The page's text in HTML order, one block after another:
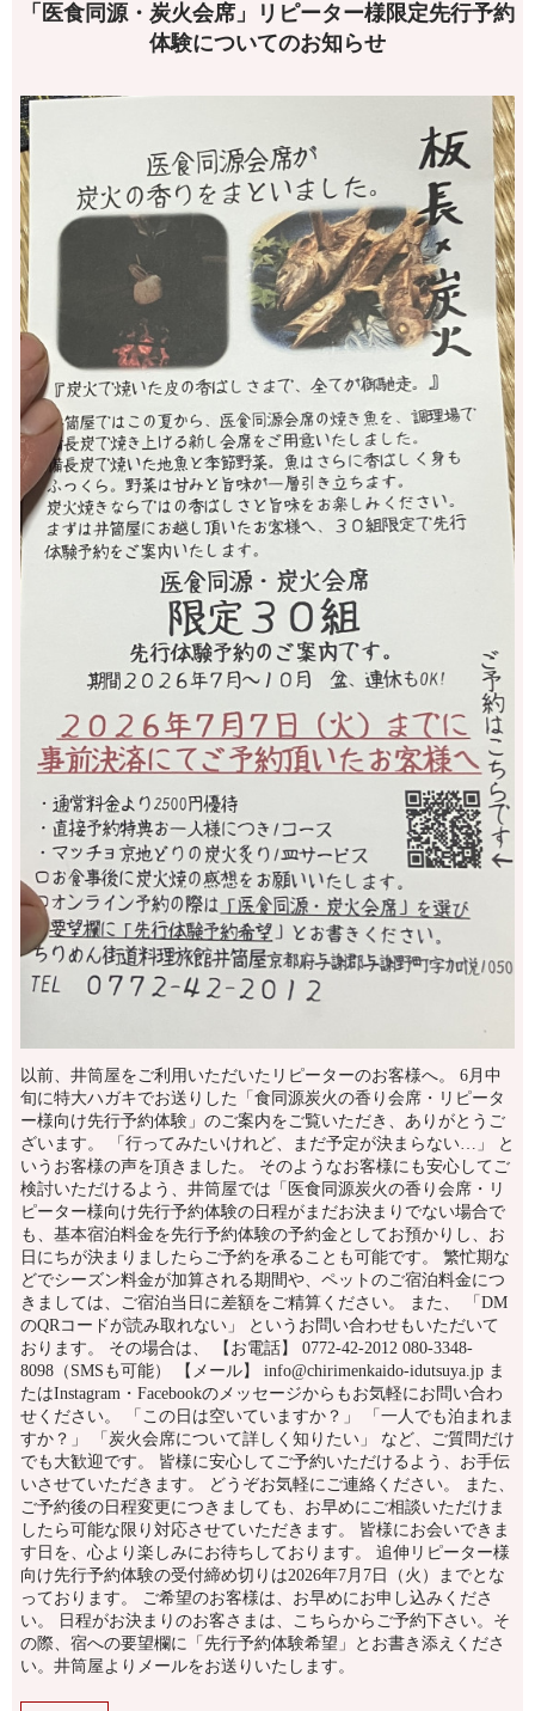
「医食同源・炭火会席」リピーター様限定先行予約
体験についてのお知らせ
以前、井筒屋をご利用いただいたリピーターのお客様へ。 6月中
旬に特大ハガキでお送りした「食同源炭火の香り会席・リピータ
ー様向け先行予約体験」のご案内をご覧いただき、ありがとうご
ざいます。 「行ってみたいけれど、まだ予定が決まらない…」 と
いうお客様の声を頂きました。 そのようなお客様にも安心してご
検討いただけるよう、井筒屋では「医食同源炭火の香り会席・リ
ピーター様向け先行予約体験の日程がまだお決まりでない場合で
も、基本宿泊料金を先行予約体験の予約金としてお預かりし、お
日にちが決まりましたらご予約を承ることも可能です。 繁忙期な
どでシーズン料金が加算される期間や、ペットのご宿泊料金につ
きましては、ご宿泊当日に差額をご精算ください。 また、 「DM
のQRコードが読み取れない」 というお問い合わせもいただいて
おります。 その場合は、 【お電話】 0772-42-2012 080-3348-
8098（SMSも可能） 【メール】 info@chirimenkaido-idutsuya.jp ま
たはInstagram・Facebookのメッセージからもお気軽にお問い合わ
せください。 「この日は空いていますか？」 「一人でも泊まれま
すか？」 「炭火会席について詳しく知りたい」 など、ご質問だけ
でも大歓迎です。 皆様に安心してご予約いただけるよう、お手伝
いさせていただきます。 どうぞお気軽にご連絡ください。 また、
ご予約後の日程変更につきましても、お早めにご相談いただけま
したら可能な限り対応させていただきます。 皆様にお会いできま
す日を、心より楽しみにお待ちしております。 追伸リピーター様
向け先行予約体験の受付締め切りは2026年7月7日（火）までとな
っております。 ご希望のお客様は、お早めにお申し込みくださ
い。 日程がお決まりのお客さまは、こちらからご予約下さい。そ
の際、宿への要望欄に「先行予約体験希望」とお書き添えくださ
い。井筒屋よりメールをお送りいたします。